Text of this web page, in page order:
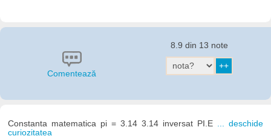
Comentează
8.9 din 13 note
Constanta matematica pi = 3.14 3.14 inversat PI.E ... deschide
curiozitatea